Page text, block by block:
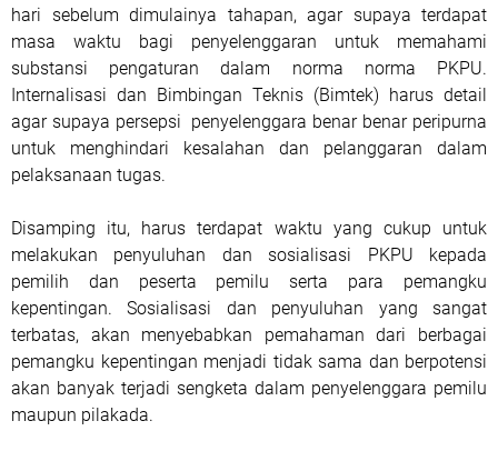
hari sebelum dimulainya tahapan, agar supaya terdapat
masa waktu bagi penyelenggaran untuk memahami
substansi pengaturan dalam norma norma PKPU.
Internalisasi dan Bimbingan Teknis (Bimtek) harus detail
agar supaya persepsi penyelenggara benar benar peripurna
untuk menghindari kesalahan dan pelanggaran dalam
pelaksanaan tugas.
Disamping itu, harus terdapat waktu yang cukup untuk
melakukan penyuluhan dan sosialisasi PKPU kepada
pemilih dan peserta pemilu serta para pemangku
kepentingan. Sosialisasi dan penyuluhan yang sangat
terbatas, akan menyebabkan pemahaman dari berbagai
pemangku kepentingan menjadi tidak sama dan berpotensi
akan banyak terjadi sengketa dalam penyelenggara pemilu
maupun pilakada.